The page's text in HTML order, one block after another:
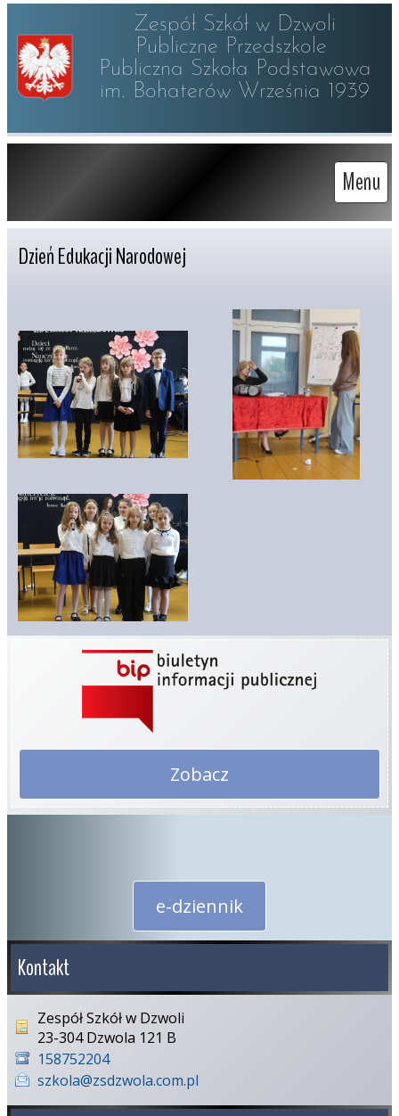
Zespół Szkół w Dzwoli
Publiczne Przedszkole
Publiczna Szkoła Podstawowa
im. Bohaterów Września 1939
Menu
Dzień Edukacji Narodowej
Zobacz
e-dziennik
Kontakt
Zespół Szkół w Dzwoli
23-304 Dzwola 121 B
158752204
szkola@zsdzwola.com.pl